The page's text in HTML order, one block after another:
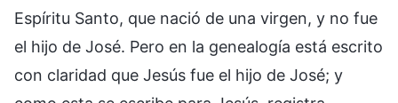
Espíritu Santo, que nació de una virgen, y no fue
el hijo de José. Pero en la genealogía está escrito
con claridad que Jesús fue el hijo de José; y